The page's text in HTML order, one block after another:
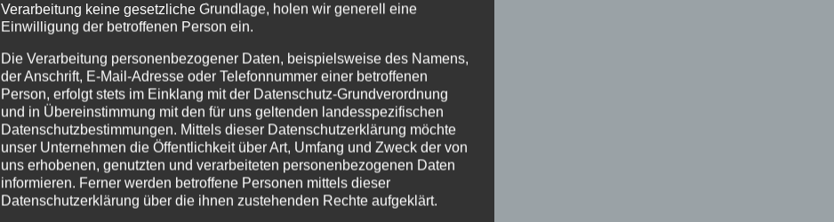
Verarbeitung keine gesetzliche Grundlage, holen wir generell eine
Einwilligung der betroffenen Person ein.
Die Verarbeitung personenbezogener Daten, beispielsweise des Namens,
der Anschrift, E-Mail-Adresse oder Telefonnummer einer betroffenen
Person, erfolgt stets im Einklang mit der Datenschutz-Grundverordnung
und in Übereinstimmung mit den für uns geltenden landesspezifischen
Datenschutzbestimmungen. Mittels dieser Datenschutzerklärung möchte
unser Unternehmen die Öffentlichkeit über Art, Umfang und Zweck der von
uns erhobenen, genutzten und verarbeiteten personenbezogenen Daten
informieren. Ferner werden betroffene Personen mittels dieser
Datenschutzerklärung über die ihnen zustehenden Rechte aufgeklärt.